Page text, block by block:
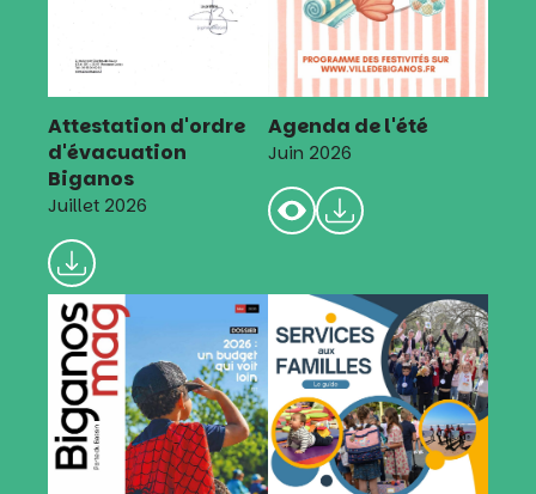
Attestation d'ordre
d'évacuation
Biganos
Juillet 2026
Agenda de l'été
Juin 2026